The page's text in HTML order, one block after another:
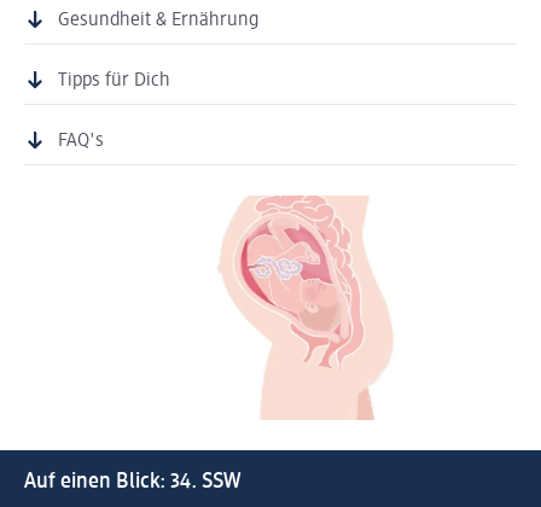
Gesundheit & Ernährung
Tipps für Dich
FAQ's
Auf einen Blick: 34. SSW